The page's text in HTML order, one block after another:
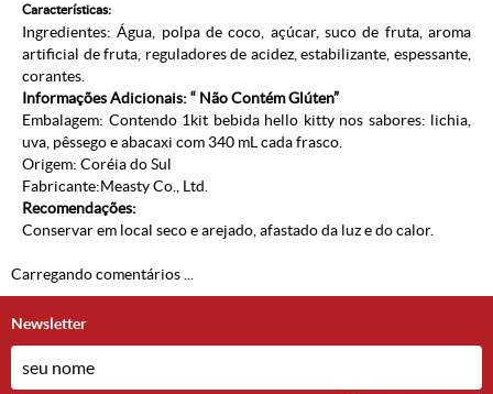
Características:
Ingredientes: Água, polpa de coco, açúcar, suco de fruta, aroma
artificial de fruta, reguladores de acidez, estabilizante, espessante,
corantes.
Informações Adicionais: “ Não Contém Glúten”
Embalagem: Contendo 1kit bebida hello kitty nos sabores: lichia,
uva, pêssego e abacaxi com 340 mL cada frasco.
Origem: Coréia do Sul
Fabricante:Measty Co., Ltd.
Recomendações:
Conservar em local seco e arejado, afastado da luz e do calor.
Carregando comentários ...
Newsletter